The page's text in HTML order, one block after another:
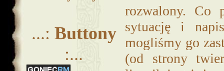
...: Buttony
:...
rozwalony. Co
sytuację i
mogliśmy go
(od strony